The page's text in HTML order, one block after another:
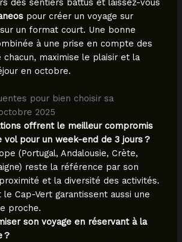
des sentiers battus et laissez-vous
pour créer un voyage sur
un format court. Une bonne
à une prise en compte des
maximise le plaisir et la
en octobre.
pour bien choisir sa
2025
offrent le meilleur compromis
pour un week-end de 3 jours ?
(Portugal, Andalousie, Crète,
reste la référence par son
et la diversité des activités.
le Cap-Vert garantissent aussi une
proche.
son voyage en réservant à la
?